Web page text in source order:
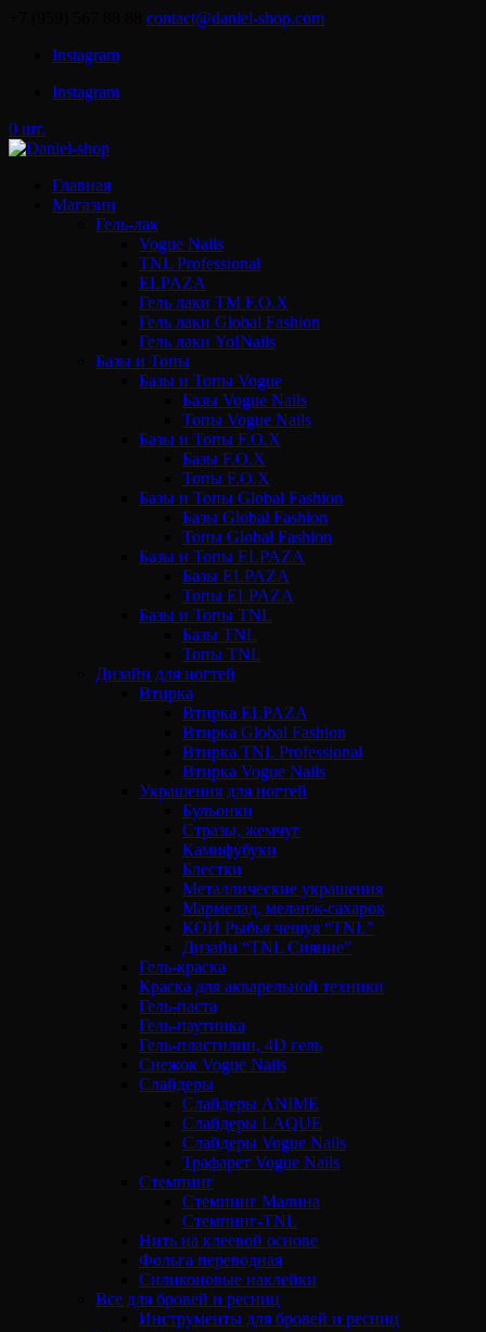
contact@daniel-shop.com
Instagram
Instagram
0 шт.
Главная
Магазин
Гель-лак
Vogue Nails
TNL Professional
ELPAZA
Гель лаки ТМ F.O.X
Гель лаки Global Fashion
Гель лаки Yo!Nails
Базы и Топы
Базы и Топы Vogue
Базы Vogue Nails
Топы Vogue Nails
Базы и Топы F.O.X
Базы F.O.X
Топы F.O.X
Базы и Топы Global Fashion
Базы Global Fashion
Топы Global Fashion
Базы и Топы ELPAZA
Базы ELPAZA
Топы ELPAZA
Базы и Топы TNL
Базы TNL
Топы TNL
Дизайн для ногтей
Втирка
Втирка ELPAZA
Втирка Global Fashion
Втирка TNL Professional
Втирка Vogue Nails
Украшения для ногтей
Бульонки
Стразы, жемчуг
Камифубуки
Блестки
Металлические украшения
Мармелад, меланж-сахарок
КОИ Рыбья чешуя “TNL”
Дизайн “TNL Сияние”
Гель-краска
Краска для акварельной техники
Гель-паста
Гель-паутинка
Гель-пластилин, 4D гель
Снежок Vogue Nails
Слайдеры
Слайдеры ANIME
Слайдеры LAQUE
Слайдеры Vogue Nails
Трафарет Vogue Nails
Стемпинг
Стемпинг Малина
Стемпинг-TNL
Нить на клеевой основе
Фольга переводная
Силиконовые наклейки
Все для бровей и ресниц
Инструменты для бровей и ресниц